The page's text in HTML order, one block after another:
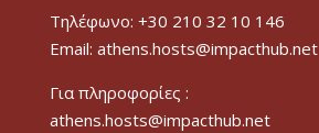
Τηλέφωνο: +30 210 32 10 146
Email: athens.hosts@impacthub.net
Για πληροφορίες :
athens.hosts@impacthub.net